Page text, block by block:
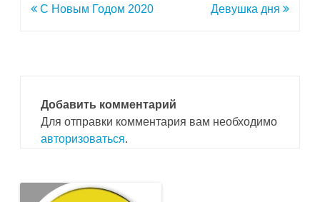
Навигация
С Новым Годом 2020 Девушка дня
Добавить комментарий
Для отправки комментария вам необходимо
авторизоваться.